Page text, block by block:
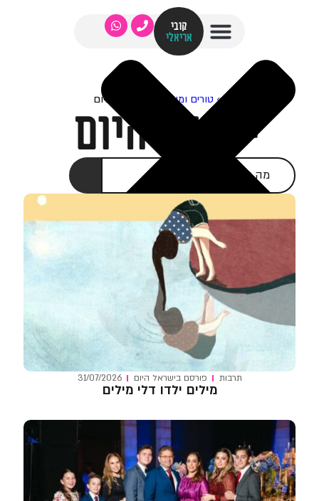
קובי
אריאלי
בית» טורים ומאמרים ישראל היום
ישראל היום
תרבות פורסם בישראל היום 31/07/2026
מילים ילדו דלי מילים